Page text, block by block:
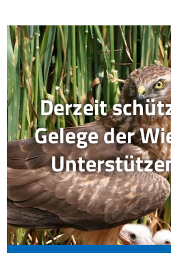
Derzeit
Gelege der